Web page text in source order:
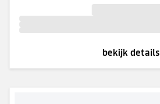
bekijk details